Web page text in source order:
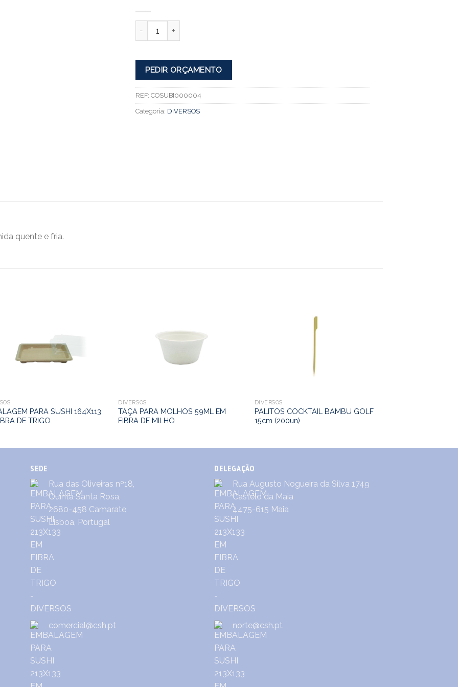
PEDIR ORÇAMENTO
REF: COSUBI000004
Categoria: DIVERSOS
quente e fria.
PARA SUSHI 164X113
DE TRIGO
DIVERSOS
TAÇA PARA MOLHOS 59ML EM
FIBRA DE MILHO
DIVERSOS
PALITOS COCKTAIL BAMBU GOLF
15cm (200un)
SEDE
Rua das Oliveiras nº18,
Quinta Santa Rosa,
2680-458 Camarate
Lisboa, Portugal
comercial@csh.pt
DELEGAÇÃO
Rua Augusto Nogueira da Silva 1749
Castêlo da Maia
4475-615 Maia
norte@csh.pt